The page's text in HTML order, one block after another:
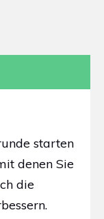
starten
denen Sie
die